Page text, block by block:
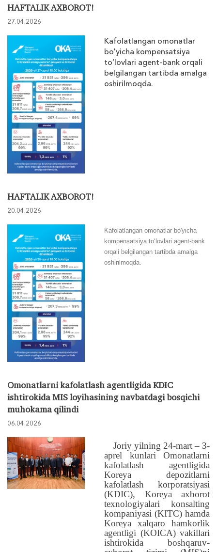
HAFTALIK AXBOROT!
27.04.2026
Kafolatlangan omonatlar
bo'yicha kompensatsiya
to‘lovlari agent-bank orqali
belgilangan tartibda amalga
oshirilmoqda.
HAFTALIK AXBOROT!
20.04.2026
Kafolatlangan omonatlar bo'yicha
kompensatsiya to‘lovlari agent-bank
orqali belgilangan tartibda amalga
oshirilmoqda.
Omonatlarni kafolatlash agentligida KDIC
ishtirokida MIS loyihasining navbatdagi bosqichi
muhokama qilindi
06.04.2026
Joriy yilning 24-mart – 3-
aprel kunlari Omonatlarni
kafolatlash agentligida
Koreya depozitlarni
kafolatlash korporatsiyasi
(KDIC), Koreya axborot
texnologiyalari konsalting
kompaniyasi (KITC) hamda
Koreya xalqaro hamkorlik
agentligi (KOICA) vakillari
ishtirokida boshqaruv-